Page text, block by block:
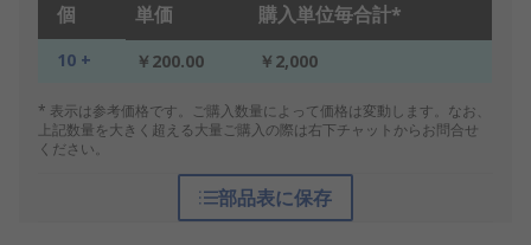
個 単価 購入単位毎合計*
10 + ￥200.00 ￥2,000
* 表示は参考価格です。ご購入数量によって価格は変動します。なお、
上記数量を大きく超える大量ご購入の際は右下チャットからお問合せ
ください。
部品表に保存